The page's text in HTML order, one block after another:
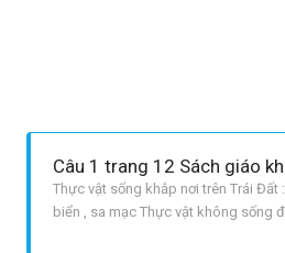
Câu 1 trang 12 Sách giáo
Thực vật sống khắp nơi trên Trái Đất
biển , sa mạc Thực vật không sống